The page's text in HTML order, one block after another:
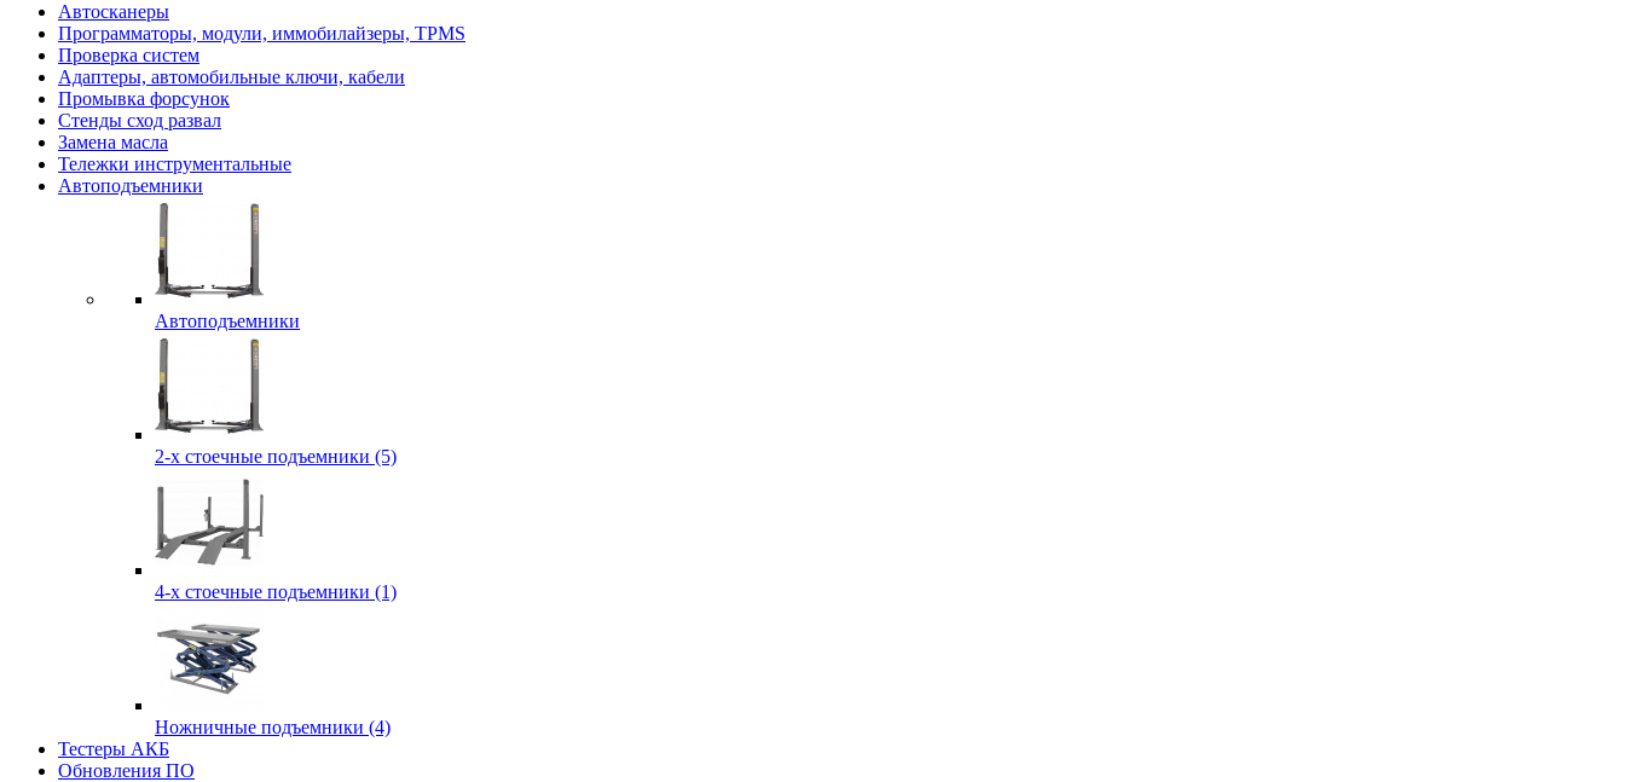
Автосканеры
Программаторы, модули, иммобилайзеры, TPMS
Проверка систем
Адаптеры, автомобильные ключи, кабели
Промывка форсунок
Стенды сход развал
Замена масла
Тележки инструментальные
Автоподъемники
Автоподъемники
2-х стоечные подъемники (5)
4-х стоечные подъемники (1)
Ножничные подъемники (4)
Тестеры АКБ
Обновления ПО